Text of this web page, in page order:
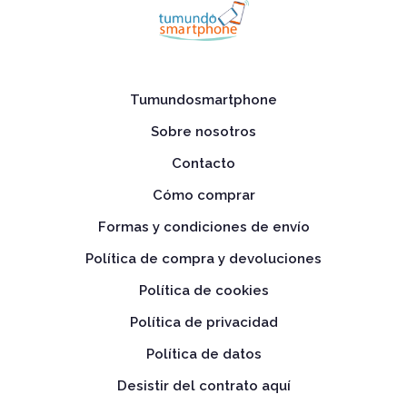
Tumundosmartphone
Sobre nosotros
Contacto
Cómo comprar
Formas y condiciones de envío
Política de compra y devoluciones
Política de cookies
Política de privacidad
Política de datos
Desistir del contrato aquí